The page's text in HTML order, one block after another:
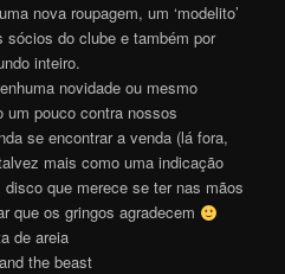
nova roupagem, um ‘modelito’
sócios do clube e também por
inteiro.
novidade ou mesmo
um pouco contra nossos
se encontrar a venda (lá fora,
mais como uma indicação
que merece se ter nas mãos
que os gringos agradecem
de areia
the beast